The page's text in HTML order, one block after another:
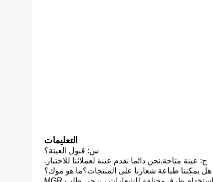
التعليمات
س: قبول العينة؟
ج: عينة متاحة.نحن دائما نقدم عينة لعملائنا للاختبار.
يمكننا طباعة شعارنا على المنتجات؟ما هو موك؟